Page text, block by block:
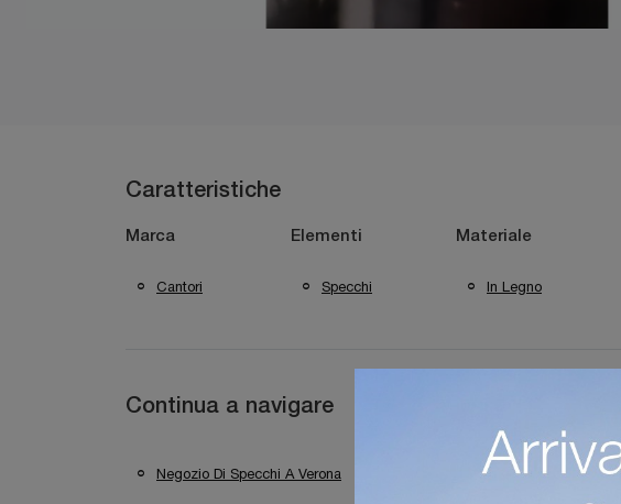
Caratteristiche
Marca
Cantori
Elementi
Specchi
Materiale
In Legno
Continua a navigare
Negozio Di Specchi A Verona Negozio Di Specchi A Trento